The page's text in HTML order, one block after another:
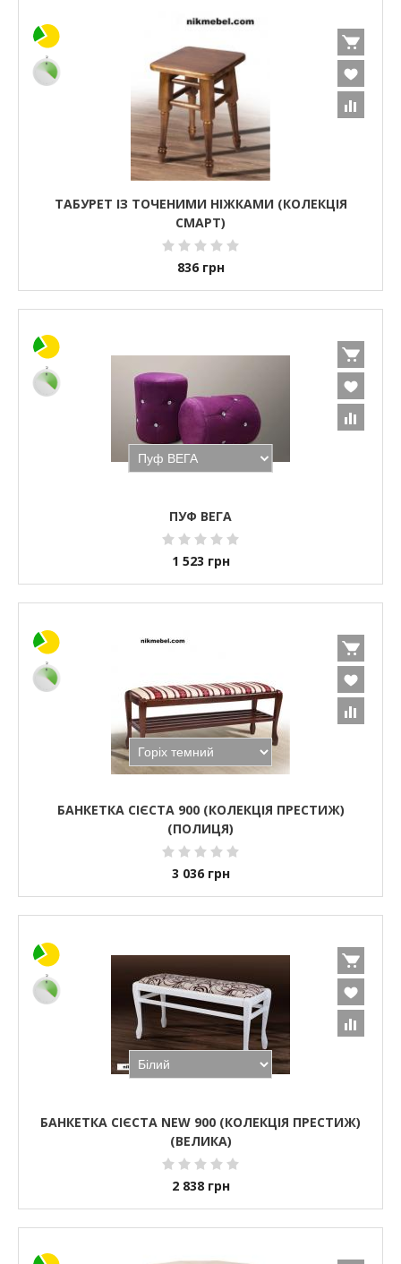
ТАБУРЕТ ІЗ ТОЧЕНИМИ НІЖКАМИ (КОЛЕКЦІЯ
СМАРТ)
836 грн
ПУФ ВЕГА
1 523 грн
БАНКЕТКА СІЄСТА 900 (КОЛЕКЦІЯ ПРЕСТИЖ)
(ПОЛИЦЯ)
3 036 грн
БАНКЕТКА СІЄСТА NEW 900 (КОЛЕКЦІЯ ПРЕСТИЖ)
(ВЕЛИКА)
2 838 грн